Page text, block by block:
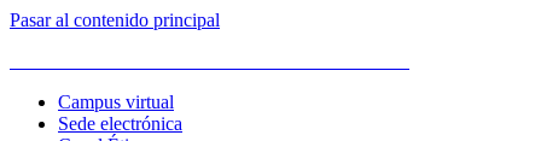
Pasar al contenido principal
Campus virtual
Sede electrónica